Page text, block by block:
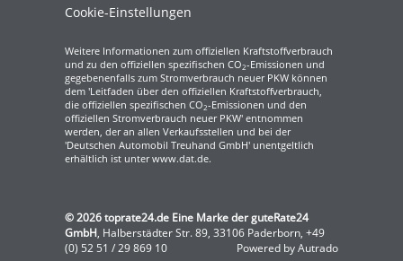
Cookie-Einstellungen
Weitere Informationen zum offiziellen Kraftstoffverbrauch
und zu den offiziellen spezifischen CO2-Emissionen und
gegebenenfalls zum Stromverbrauch neuer PKW können
dem 'Leitfaden über den offiziellen Kraftstoffverbrauch,
die offiziellen spezifischen CO2-Emissionen und den
offiziellen Stromverbrauch neuer PKW' entnommen
werden, der an allen Verkaufsstellen und bei der
'Deutschen Automobil Treuhand GmbH' unentgeltlich
erhältlich ist unter www.dat.de.
© 2026toprate24.de Eine Marke der guteRate24
GmbH, Halberstädter Str. 89, 33106 Paderborn, +49
(0) 52 51 / 29 869 10
Powered by Autrado